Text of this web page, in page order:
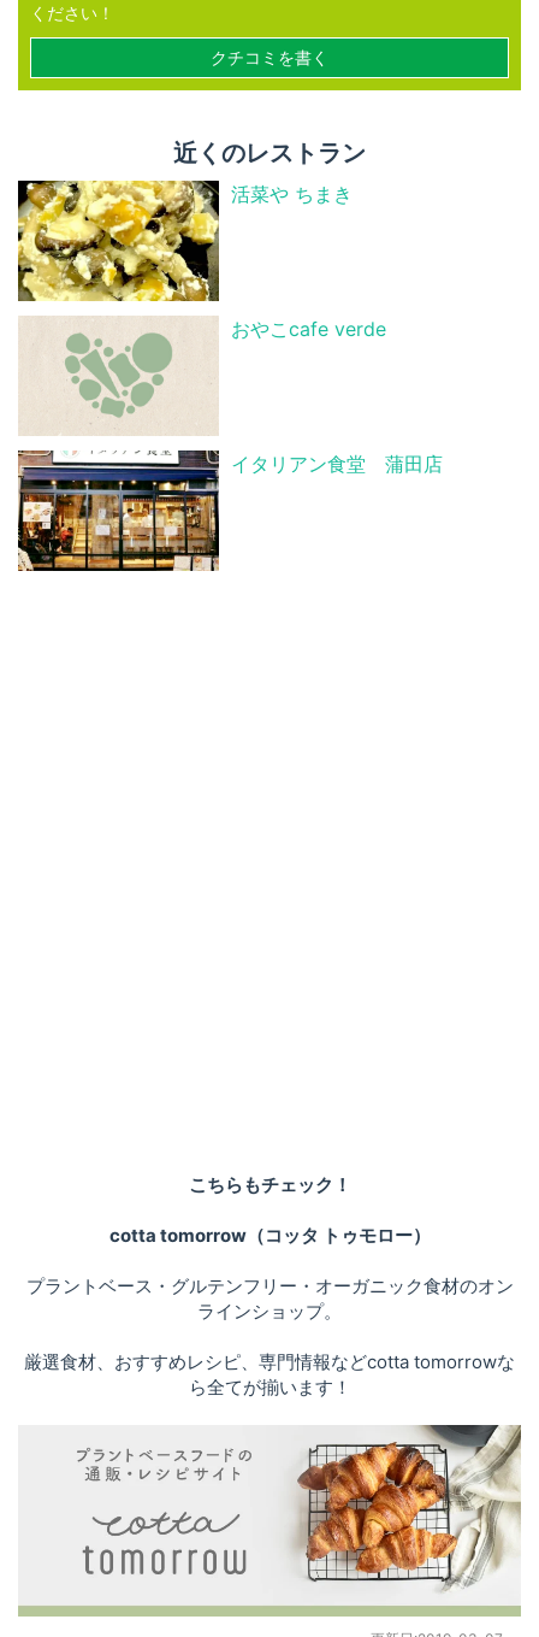
ください！
クチコミを書く
近くのレストラン
活菜や ちまき
おやこcafe verde
イタリアン食堂 蒲田店
こちらもチェック！
cotta tomorrow（コッタ トゥモロー）
プラントベース・グルテンフリー・オーガニック食材のオン
ラインショップ。
厳選食材、おすすめレシピ、専門情報などcotta tomorrowな
ら全てが揃います！